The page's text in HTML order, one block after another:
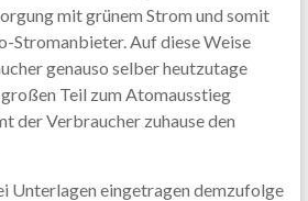
mit grünem Strom und somit
Stromanbieter. Auf diese Weise
genauso selber heutzutage
Teil zum Atomausstieg
der Verbraucher zuhause den
Unterlagen eingetragen demzufolge